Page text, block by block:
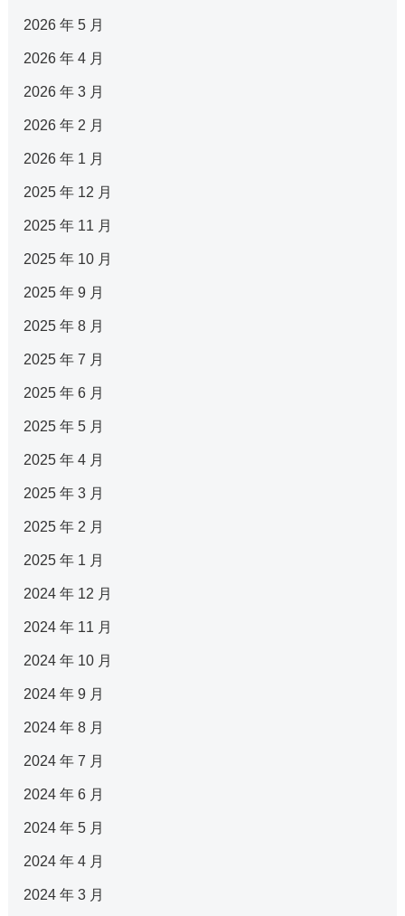
2026 年 5 月
2026 年 4 月
2026 年 3 月
2026 年 2 月
2026 年 1 月
2025 年 12 月
2025 年 11 月
2025 年 10 月
2025 年 9 月
2025 年 8 月
2025 年 7 月
2025 年 6 月
2025 年 5 月
2025 年 4 月
2025 年 3 月
2025 年 2 月
2025 年 1 月
2024 年 12 月
2024 年 11 月
2024 年 10 月
2024 年 9 月
2024 年 8 月
2024 年 7 月
2024 年 6 月
2024 年 5 月
2024 年 4 月
2024 年 3 月